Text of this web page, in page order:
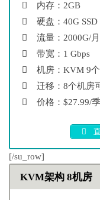
内存：2GB
硬盘：40G SSD
流量：2000G/月
带宽：1 Gbps
机房：KVM 9
迁移：8个机房
价格：$27.99/
[/su_row]
KVM架构 8机房